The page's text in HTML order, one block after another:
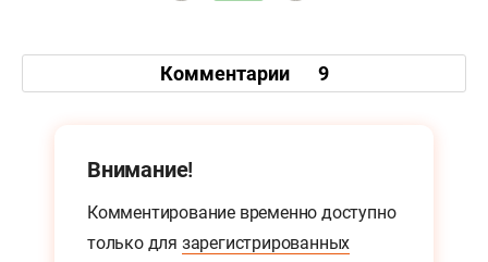
Комментарии 9
Внимание!
Комментирование временно доступно
только для зарегистрированных